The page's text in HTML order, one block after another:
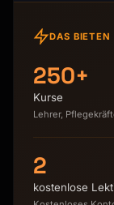
DAS BIETEN
250+
Kurse
Lehrer,
2
kostenlose